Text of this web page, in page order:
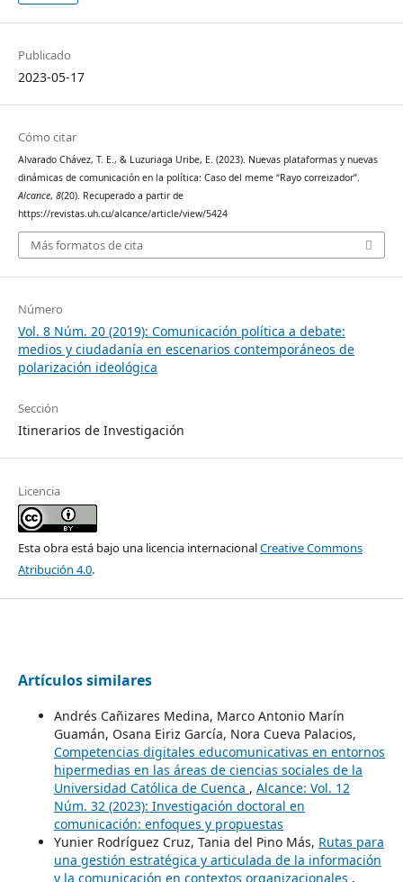
Publicado
2023-05-17
Cómo citar
Alvarado Chávez, T. E., & Luzuriaga Uribe, E. (2023). Nuevas plataformas y nuevas
dinámicas de comunicación en la política: Caso del meme “Rayo correizador”.
Alcance, 8(20). Recuperado a partir de
https://revistas.uh.cu/alcance/article/view/5424
Más formatos de cita
Número
Vol. 8 Núm. 20 (2019): Comunicación política a debate:
medios y ciudadanía en escenarios contemporáneos de
polarización ideológica
Sección
Itinerarios de Investigación
Licencia
Esta obra está bajo una licencia internacionalCreative Commons
Atribución 4.0.
Artículos similares
Andrés Cañizares Medina, Marco Antonio Marín
Guamán, Osana Eiriz García, Nora Cueva Palacios,
Competencias digitales educomunicativas en entornos
hipermedias en las áreas de ciencias sociales de la
Universidad Católica de Cuenca , Alcance: Vol. 12
Núm. 32 (2023): Investigación doctoral en
comunicación: enfoques y propuestas
Yunier Rodríguez Cruz, Tania del Pino Más, Rutas para
una gestión estratégica y articulada de la información
y la comunicación en contextos organizacionales ,